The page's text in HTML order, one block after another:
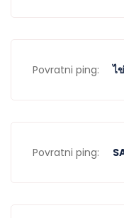
Povratni ping: ไ
Povratni ping: